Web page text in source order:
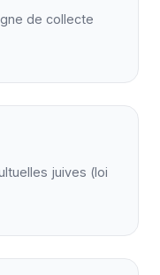
de collecte
juives (loi